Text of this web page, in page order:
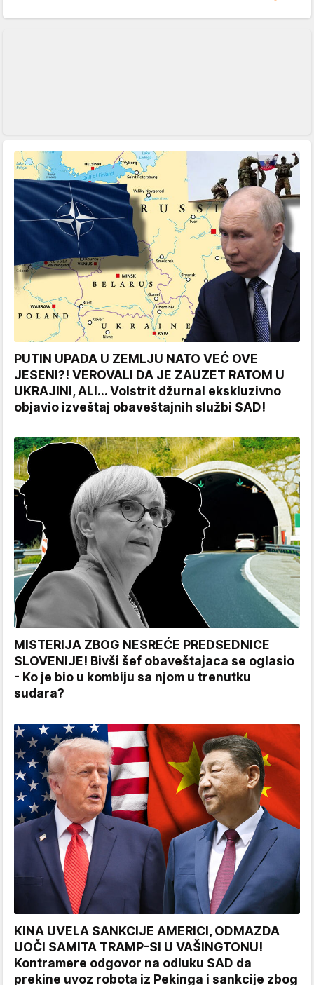
PUTIN UPADA U ZEMLJU NATO VEĆ OVE
JESENI?! VEROVALI DA JE ZAUZET RATOM U
UKRAJINI, ALI... Volstrit džurnal ekskluzivno
objavio izveštaj obaveštajnih službi SAD!
MISTERIJA ZBOG NESREĆE PREDSEDNICE
SLOVENIJE! Bivši šef obaveštajaca se oglasio
- Ko je bio u kombiju sa njom u trenutku
sudara?
KINA UVELA SANKCIJE AMERICI, ODMAZDA
UOČI SAMITA TRAMP-SI U VAŠINGTONU!
Kontramere odgovor na odluku SAD da
prekine uvoz robota iz Pekinga i sankcije zbog